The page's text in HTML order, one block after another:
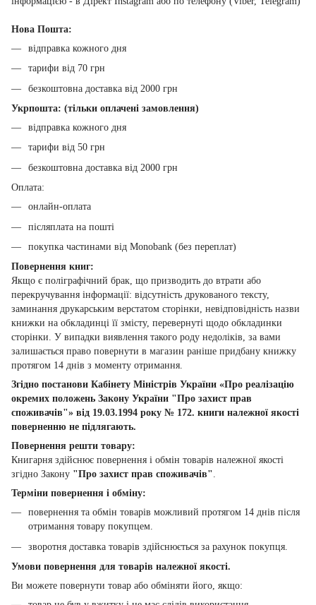
Нова Пошта:
відправка кожного дня
тарифи від 70 грн
безкоштовна доставка від 2000 грн
Укрпошта: (тільки оплачені замовлення)
відправка кожного дня
тарифи від 50 грн
безкоштовна доставка від 2000 грн
Оплата:
онлайн-оплата
післяплата на пошті
покупка частинами від Monobank (без переплат)
Повернення книг:
Якщо є поліграфічний брак, що призводить до втрати або
перекручування інформації: відсутність друкованого тексту,
заминання друкарським верстатом сторінки, невідповідність назви
книжки на обкладинці її змісту, перевернуті щодо обкладинки
сторінки. У випадки виявлення такого роду недоліків, за вами
залишається право повернути в магазин раніше придбану книжку
протягом 14 днів з моменту отримання.
Згідно постанови Кабінету Міністрів України «Про реалізацію
окремих положень Закону України "Про захист прав
споживачів"» від 19.03.1994 року № 172. книги належної якості
поверненню не підлягають.
Повернення решти товару:
Книгарня здійснює повернення і обмін товарів належної якості
згідно Закону "Про захист прав споживачів".
Терміни повернення і обміну:
повернення та обмін товарів можливий протягом 14 днів після
отримання товару покупцем.
зворотня доставка товарів здійснюється за рахунок покупця.
Умови повернення для товарів належної якості.
Ви можете повернути товар або обміняти його, якщо: